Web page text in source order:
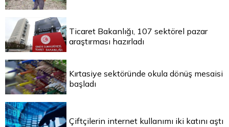
Ticaret Bakanlığı, 107 sektörel pazar
araştırması hazırladı
Kırtasiye sektöründe okula dönüş mesaisi
başladı
Çiftçilerin internet kullanımı iki katını aştı